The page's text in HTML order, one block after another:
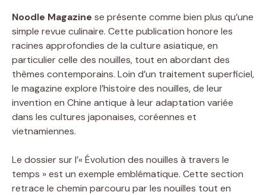
Noodle Magazine se présente comme bien plus qu’une
simple revue culinaire. Cette publication honore les
racines approfondies de la culture asiatique, en
particulier celle des nouilles, tout en abordant des
thèmes contemporains. Loin d’un traitement superficiel,
le magazine explore l’histoire des nouilles, de leur
invention en Chine antique à leur adaptation variée
dans les cultures japonaises, coréennes et
vietnamiennes.
Le dossier sur l’« Évolution des nouilles à travers le
temps » est un exemple emblématique. Cette section
retrace le chemin parcouru par les nouilles tout en